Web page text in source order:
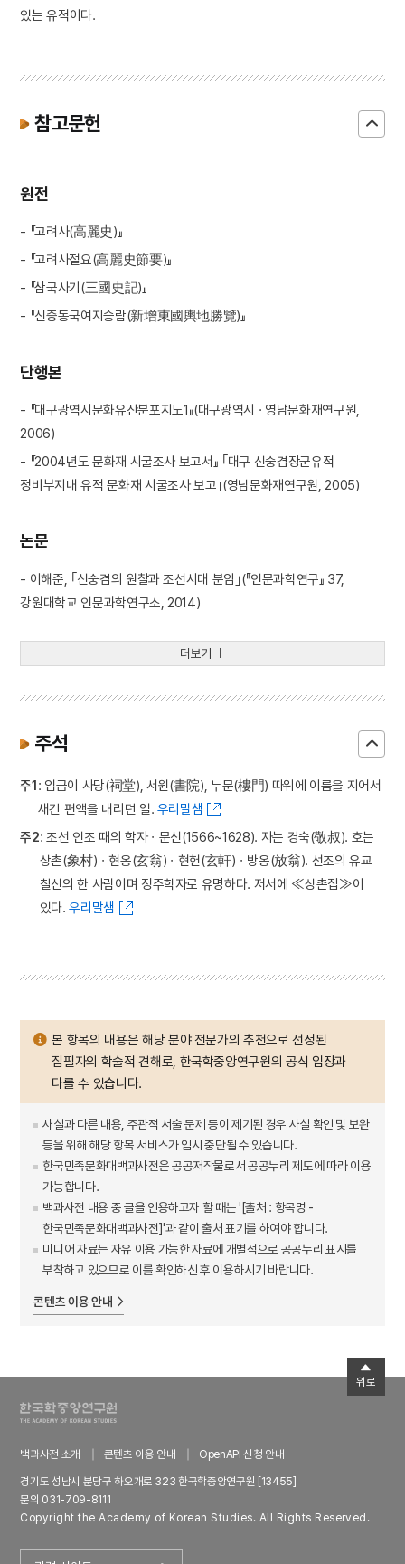
있는 유적이다.
참고문헌
원전
- 『고려사(高麗史)』
- 『고려사절요(高麗史節要)』
- 『삼국사기(三國史記)』
- 『신증동국여지승람(新增東國輿地勝覽)』
단행본
- 『대구광역시문화유산분포지도1』(대구광역시 · 영남문화재연구원,
2006)
- 『2004년도 문화재 시굴조사 보고서』 ｢대구 신숭겸장군유적
정비부지내 유적 문화재 시굴조사 보고｣(영남문화재연구원, 2005)
논문
- 이해준, ｢신숭겸의 원찰과 조선시대 분암｣(『인문과학연구』 37,
강원대학교 인문과학연구소, 2014)
더보기
주석
주1: 임금이 사당(祠堂), 서원(書院), 누문(樓門) 따위에 이름을 지어서
새긴 편액을 내리던 일. 우리말샘
주2: 조선 인조 때의 학자ㆍ문신(1566~1628). 자는 경숙(敬叔). 호는
상촌(象村)ㆍ현옹(玄翁)ㆍ현헌(玄軒)ㆍ방옹(放翁). 선조의 유교
칠신의 한 사람이며 정주학자로 유명하다. 저서에 ≪상촌집≫이
있다.우리말샘
본 항목의 내용은 해당 분야 전문가의 추천으로 선정된
집필자의 학술적 견해로, 한국학중앙연구원의 공식 입장과
다를 수 있습니다.
사실과 다른 내용, 주관적 서술 문제 등이 제기된 경우 사실 확인 및 보완
등을 위해 해당 항목 서비스가 임시 중단될 수 있습니다.
한국민족문화대백과사전은 공공저작물로서 공공누리 제도에 따라 이용
가능합니다.
백과사전 내용 중 글을 인용하고자 할 때는 '[출처 : 항목명 -
한국민족문화대백과사전]'과 같이 출처 표기를 하여야 합니다.
미디어 자료는 자유 이용 가능한 자료에 개별적으로 공공누리 표시를
부착하고 있으므로 이를 확인하신 후 이용하시기 바랍니다.
콘텐츠 이용 안내
백과사전 소개 콘텐츠 이용 안내
OpenAPI 신청 안내
경기도 성남시 분당구 하오개로 323 한국학중앙연구원 [13455]
문의 031-709-8111
Copyright the Academy of Korean Studies. All Rights Reserved.
위로